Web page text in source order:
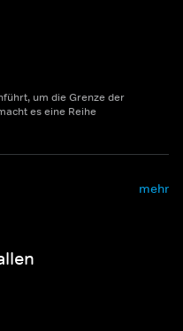
um die Grenze der
es eine Reihe
mehr